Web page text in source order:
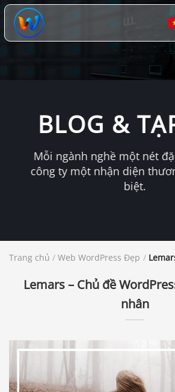
Chuyển
đến
dung
BLOG &
Mỗi ngành nghề một nét
công ty một nhận diện
biệt.
Trang chủ / Web WordPress Đẹp /
Lemars – Chủ đề
nhân